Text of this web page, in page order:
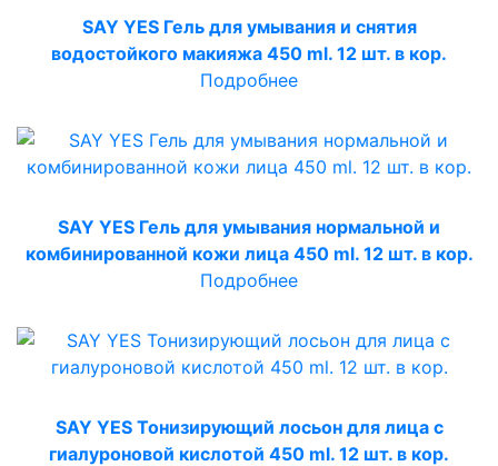
SAY YES Гель для умывания и снятия
водостойкого макияжа 450 ml. 12 шт. в кор.
Подробнее
SAY YES Гель для умывания нормальной и
комбинированной кожи лица 450 ml. 12 шт. в кор.
Подробнее
SAY YES Тонизирующий лосьон для лица с
гиалуроновой кислотой 450 ml. 12 шт. в кор.